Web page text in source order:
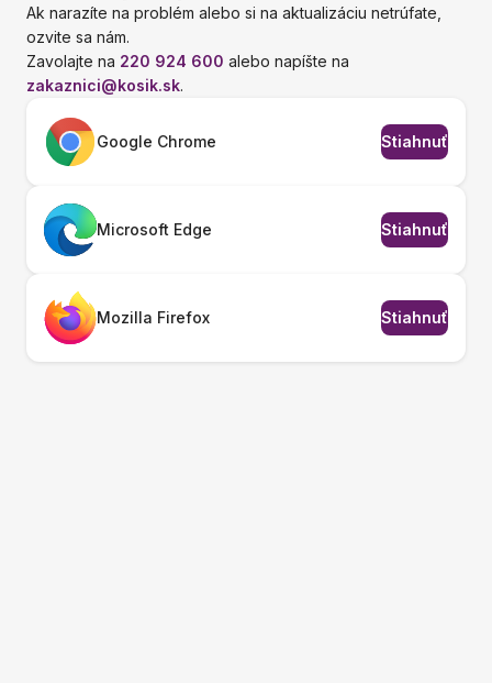
Ak narazíte na problém alebo si na aktualizáciu netrúfate,
ozvite sa nám.
Zavolajte na 220 924 600 alebo napíšte na
zakaznici@kosik.sk.
Google Chrome Stiahnuť
Microsoft Edge Stiahnuť
Mozilla Firefox Stiahnuť